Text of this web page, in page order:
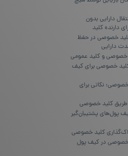
دارایی بدون
دارنده کلید
خصوصی در حفظ
دارایی
خصوصی و کلید عمومی
خصوصی برای کیف
نکاتی برای
طریق کلید خصوصی
پول‌های پشتیبان‌گیر
کلید خصوصی
خصوصی در کیف پول